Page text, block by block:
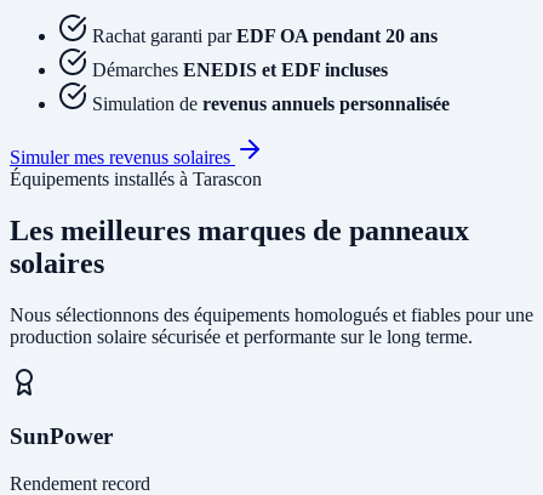
Rachat garanti parEDF OA pendant 20 ans
Démarches ENEDIS et EDF incluses
Simulation de revenus annuels personnalisée
Simuler mes revenus solaires
Équipements installés à Tarascon
Les meilleures marques de panneaux
solaires
Nous sélectionnons des équipements homologués et fiables pour une
production solaire sécurisée et performante sur le long terme.
SunPower
Rendement record